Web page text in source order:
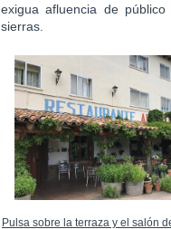
exigua afluencia de
sierras.
Pulsa sobre la terraza y el salón